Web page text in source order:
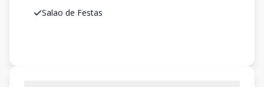
Salao de Festas